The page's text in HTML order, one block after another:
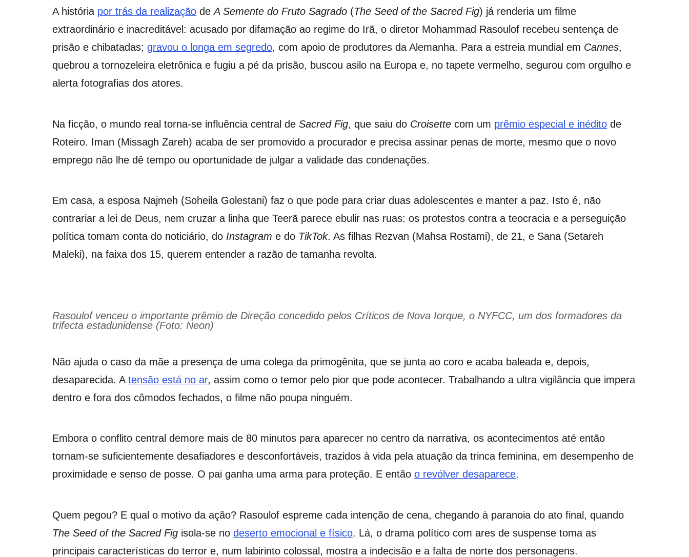
A história por trás da realização deA Semente do Fruto Sagrado (The Seed of the Sacred Fig) já renderia um filme
extraordinário e inacreditável: acusado por difamação ao regime do Irã, o diretor Mohammad Rasoulof recebeu sentença de
prisão e chibatadas;gravou o longa em segredo, com apoio de produtores da Alemanha. Para a estreia mundial em Cannes,
quebrou a tornozeleira eletrônica e fugiu a pé da prisão, buscou asilo na Europa e, no tapete vermelho, segurou com orgulho e
alerta fotografias dos atores.
Na ficção, o mundo real torna-se influência central deSacred Fig, que saiu do Croisettecom um prêmio especial e inédito de
Roteiro. Iman (Missagh Zareh) acaba de ser promovido a procurador e precisa assinar penas de morte, mesmo que o novo
emprego não lhe dê tempo ou oportunidade de julgar a validade das condenações.
Em casa, a esposa Najmeh (Soheila Golestani) faz o que pode para criar duas adolescentes e manter a paz. Isto é, não
contrariar a lei de Deus, nem cruzar a linha que Teerã parece ebulir nas ruas: os protestos contra a teocracia e a perseguição
política tomam conta do noticiário, do Instagrame do TikTok. As filhas Rezvan (Mahsa Rostami), de 21, e Sana (Setareh
Maleki), na faixa dos 15, querem entender a razão de tamanha revolta.
Rasoulof venceu o importante prêmio de Direção concedido pelos Críticos de Nova Iorque, o NYFCC, um dos formadores da
trifecta estadunidense (Foto: Neon)
Não ajuda o caso da mãe a presença de uma colega da primogênita, que se junta ao coro e acaba baleada e, depois,
desaparecida. Atensão está no ar, assim como o temor pelo pior que pode acontecer. Trabalhando a ultra vigilância que impera
dentro e fora dos cômodos fechados, o filme não poupa ninguém.
Embora o conflito central demore mais de 80 minutos para aparecer no centro da narrativa, os acontecimentos até então
tornam-se suficientemente desafiadores e desconfortáveis, trazidos à vida pela atuação da trinca feminina, em desempenho de
proximidade e senso de posse. O pai ganha uma arma para proteção. E entãoo revólver desaparece.
Quem pegou? E qual o motivo da ação? Rasoulof espreme cada intenção de cena, chegando à paranoia do ato final, quando
The Seed of the Sacred Fig isola-se nodeserto emocional e físico. Lá, o drama político com ares de suspense toma as
principais características do terror e, num labirinto colossal, mostra a indecisão e a falta de norte dos personagens.